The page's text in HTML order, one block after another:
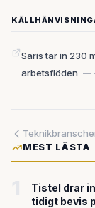
Saris tar in 230
arbetsflöden —
MEST LÄSTA
Tistel drar
tidigt bevis